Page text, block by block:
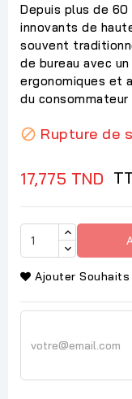
Depuis plus de
innovants de
souvent
de bureau avec
ergonomiques et
du consommateur
 Rupture de
17,775 TND
Ajouter Souhaits